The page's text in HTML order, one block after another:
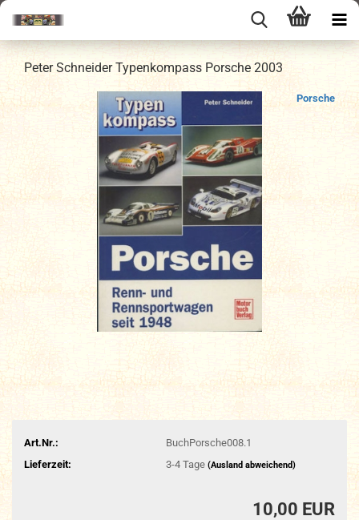
Peter Schneider Typenkompass Porsche 2003
Porsche
Art.Nr.:
BuchPorsche008.1
Lieferzeit:
3-4 Tage (Ausland abweichend)
10,00 EUR